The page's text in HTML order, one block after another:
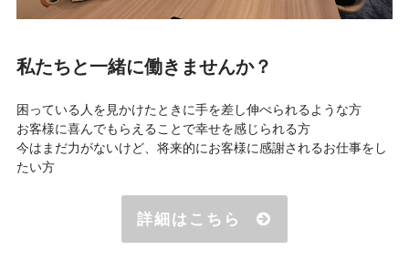
私たちと一緒に働きませんか？
困っている人を見かけたときに手を差し伸べられるような方
お客様に喜んでもらえることで幸せを感じられる方
今はまだ力がないけど、将来的にお客様に感謝されるお仕事をし
たい方
詳細はこちら